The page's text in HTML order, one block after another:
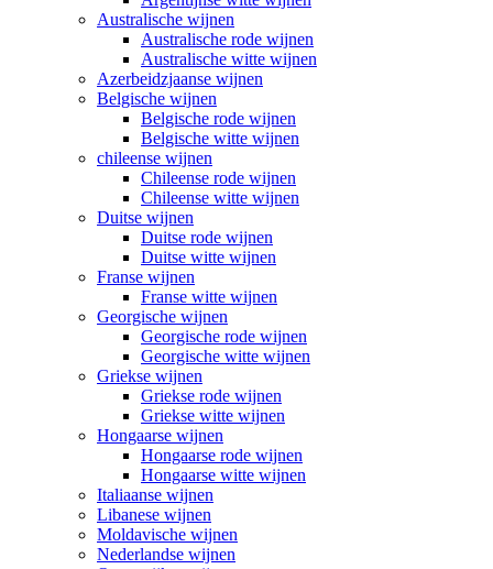
Australische wijnen
Australische rode wijnen
Australische witte wijnen
Azerbeidzjaanse wijnen
Belgische wijnen
Belgische rode wijnen
Belgische witte wijnen
chileense wijnen
Chileense rode wijnen
Chileense witte wijnen
Duitse wijnen
Duitse rode wijnen
Duitse witte wijnen
Franse wijnen
Franse witte wijnen
Georgische wijnen
Georgische rode wijnen
Georgische witte wijnen
Griekse wijnen
Griekse rode wijnen
Griekse witte wijnen
Hongaarse wijnen
Hongaarse rode wijnen
Hongaarse witte wijnen
Italiaanse wijnen
Libanese wijnen
Moldavische wijnen
Nederlandse wijnen